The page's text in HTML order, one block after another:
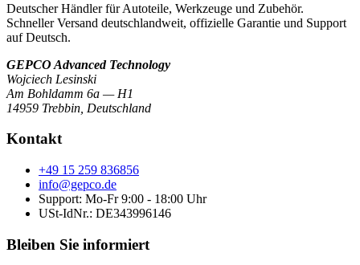
Deutscher Händler für Autoteile, Werkzeuge und Zubehör.
Schneller Versand deutschlandweit, offizielle Garantie und Support
auf Deutsch.
GEPCO Advanced Technology
Wojciech Lesinski
Am Bohldamm 6a — H1
14959 Trebbin Deutschland
Kontakt
+49 15 259 836856
info@gepco.de
Support: Mo-Fr 9:00 - 18:00 Uhr
USt-IdNr.: DE343996146
Bleiben Sie informiert